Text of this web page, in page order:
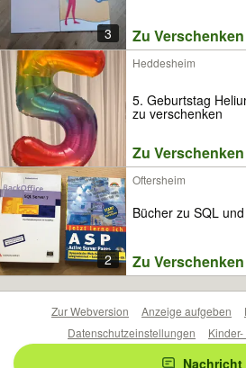
3 Zu Verschenken
Heddesheim
5. Geburtstag
zu verschenken
Zu Verschenken
2
Oftersheim
Bücher zu SQL
Zu Verschenken
Nachricht
Zur Webversion Anzeige aufgeben
Datenschutzeinstellungen
Barrierefreiheitserklärung